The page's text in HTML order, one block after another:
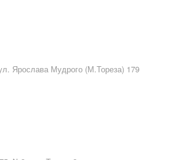
Ярослава Мудрого (М.Тореза) 179